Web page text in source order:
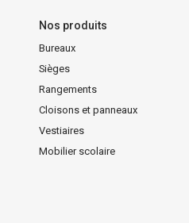
Nos produits
Bureaux
Sièges
Rangements
Cloisons et panneaux
Vestiaires
Mobilier scolaire